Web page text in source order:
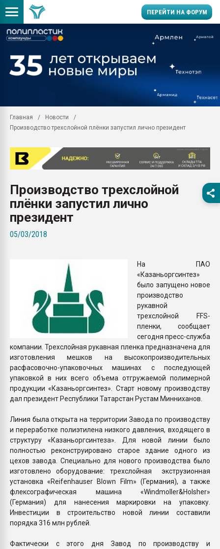
ПЕРЕЙТИ НА ФОРУМ
Вакуум-формовочные
28.07.2026
Всё, что касается
бутылок
Материал поверхности
вакуумного
Главная
Новости
Производство трехслойной плёнки запустил лично президент
Производство трехслойной
плёнки запустил лично
президент
05/03/2018
На ПАО
«Казаньоргсинтез»
было запущено новое
производство
рукавной
трехслойной FFS-
пленки, сообщает
сегодня пресс-служба
компании. Трехслойная рукавная пленка предназначена для
изготовления мешков на высокопроизводительных
расфасовочно-упаковочных машинах с последующей
упаковкой в них всего объема отгружаемой полимерной
продукции «Казаньоргсинтез». Старт новому производству
дал президент Республики Татарстан Рустам Минниханов.
Линия была открыта на территории Завода по производству
и переработке полиэтилена низкого давления, входящего в
структуру «Казаньоргсинтеза». Для новой линии было
полностью реконструировано старое здание одного из
цехов завода. Специально для нового производства было
изготовлено оборудование: трехслойная экструзионная
установка «Reifenhauser Blown Film» (Германия), а также
флексографическая машина «Windmoller&Holsher»
(Германия) для нанесения маркировки на упаковку.
Инвестиции в строительство новой линии составили
порядка 316 млн рублей.
Фактически с этого дня Завод по производству и